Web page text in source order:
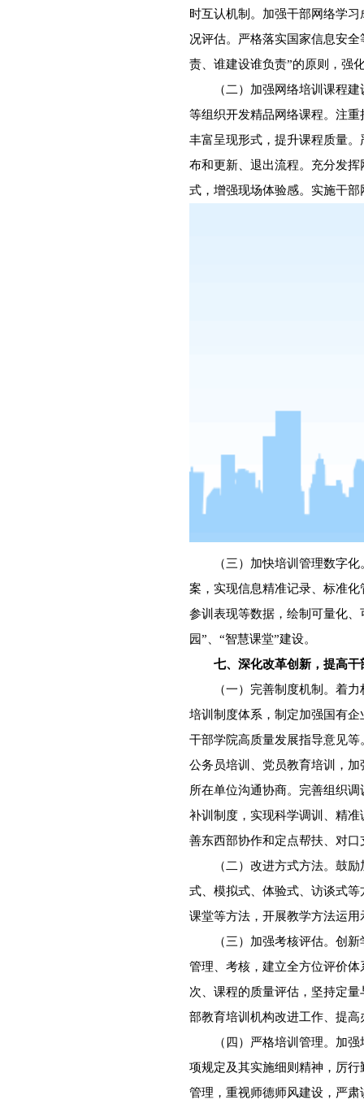
时互认机制。加强干部网络学
况评估。严格落实国家信息安
责、谁建设谁负责”的原则，强
（二）加强网络培训课程建
等组织开发精品网络课程。注
丰富呈现形式，提升课程质量
布和更新、退出流程。充分发
式，增强现场体验感。实施干
（三）加快培训管理数字化
案，实现信息精准记录、标准
参训表现等数据，绘制可量化
园”、“智慧课堂”建设。
七、深化改革创新，提高
（一）完善制度机制。着力
培训制度体系，制定加强国有
干部学院高质量发展指导意见
公务员培训、党员教育培训，
所在单位沟通协商。完善组织
补训制度，实现科学调训、精
善东西部协作和定点帮扶、对口
（二）改进方式方法。鼓励
式、模拟式、体验式、访谈式
课堂等方法，开展教学方法运用
（三）加强考核评估。创新
管理、考核，建立全方位评价
次、课程的质量评估，坚持定
部教育培训机构改进工作、提
（四）严格培训管理。加强
项规定及其实施细则精神，厉
管理，重视师德师风建设，严